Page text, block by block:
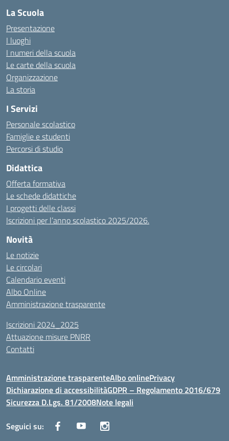
La Scuola
Presentazione
I luoghi
I numeri della scuola
Le carte della scuola
Organizzazione
La storia
I Servizi
Personale scolastico
Famiglie e studenti
Percorsi di studio
Didattica
Offerta formativa
Le schede didattiche
I progetti delle classi
Iscrizioni per l’anno scolastico 2025/2026.
Novità
Le notizie
Le circolari
Calendario eventi
Albo Online
Amministrazione trasparente
Iscrizioni 2024_2025
Attuazione misure PNRR
Contatti
Amministrazione trasparenteAlbo onlinePrivacy
Dichiarazione di accessibilitàGDPR – Regolamento 2016/679
Sicurezza D.Lgs. 81/2008Note legali
Seguici su: